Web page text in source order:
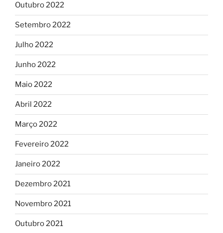
Outubro 2022
Setembro 2022
Julho 2022
Junho 2022
Maio 2022
Abril 2022
Março 2022
Fevereiro 2022
Janeiro 2022
Dezembro 2021
Novembro 2021
Outubro 2021